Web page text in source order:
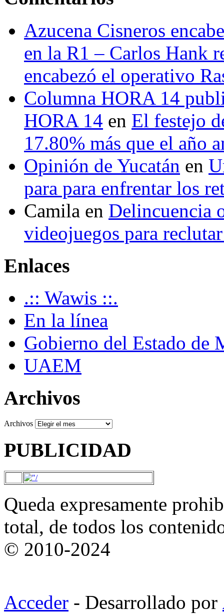
Azucena Cisneros
en la R1 – Carlos Hank
encabezó el operativo
Columna HORA 14
HORA 14 en El festejo
17.80% más que el año
Opinión de Yucatán en
para para enfrentar los
Camila en Delincuencia
videojuegos para
Enlaces
.:: Wawis ::.
En la línea
Gobierno del Estado de
UAEM
Archivos
Archivos
PUBLICIDAD
Queda expresamente
total, de todos los
© 2010-2024
Acceder - Desarrollado por